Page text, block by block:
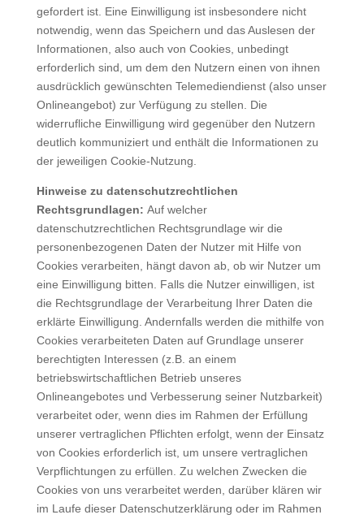
gefordert ist. Eine Einwilligung ist insbesondere nicht
notwendig, wenn das Speichern und das Auslesen der
Informationen, also auch von Cookies, unbedingt
erforderlich sind, um dem den Nutzern einen von ihnen
ausdrücklich gewünschten Telemediendienst (also unser
Onlineangebot) zur Verfügung zu stellen. Die
widerrufliche Einwilligung wird gegenüber den Nutzern
deutlich kommuniziert und enthält die Informationen zu
der jeweiligen Cookie-Nutzung.
Hinweise zu datenschutzrechtlichen
Rechtsgrundlagen: Auf welcher
datenschutzrechtlichen Rechtsgrundlage wir die
personenbezogenen Daten der Nutzer mit Hilfe von
Cookies verarbeiten, hängt davon ab, ob wir Nutzer um
eine Einwilligung bitten. Falls die Nutzer einwilligen, ist
die Rechtsgrundlage der Verarbeitung Ihrer Daten die
erklärte Einwilligung. Andernfalls werden die mithilfe von
Cookies verarbeiteten Daten auf Grundlage unserer
berechtigten Interessen (z.B. an einem
betriebswirtschaftlichen Betrieb unseres
Onlineangebotes und Verbesserung seiner Nutzbarkeit)
verarbeitet oder, wenn dies im Rahmen der Erfüllung
unserer vertraglichen Pflichten erfolgt, wenn der Einsatz
von Cookies erforderlich ist, um unsere vertraglichen
Verpflichtungen zu erfüllen. Zu welchen Zwecken die
Cookies von uns verarbeitet werden, darüber klären wir
im Laufe dieser Datenschutzerklärung oder im Rahmen